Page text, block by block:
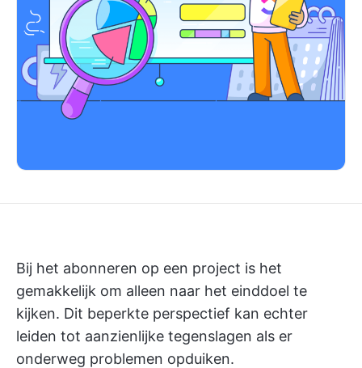
Bij het abonneren op een project is het
gemakkelijk om alleen naar het einddoel te
kijken. Dit beperkte perspectief kan echter
leiden tot aanzienlijke tegenslagen als er
onderweg problemen opduiken.